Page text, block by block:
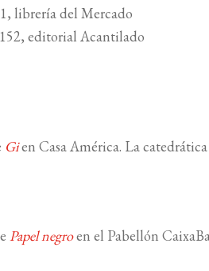
librería del Mercado
editorial Acantilado
Gien Casa América. La
Papel negroen el Pabellón